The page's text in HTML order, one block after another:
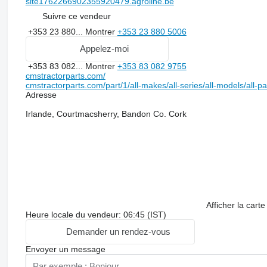
Suivre ce vendeur
+353 23 880... Montrer +353 23 880 5006
Appelez-moi
+353 83 082... Montrer +353 83 082 9755
cmstractorparts.com/
cmstractorparts.com/part/1/all-makes/all-series/all-models/all-
Adresse
Irlande, Courtmacsherry, Bandon Co. Cork
Afficher la carte
Heure locale du vendeur: 06:45 (IST)
Demander un rendez-vous
Envoyer un message